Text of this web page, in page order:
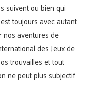
suivent ou bien qui
toujours avec autant
nos aventures de
des Jeux de
trouvailles et tout
ne peut plus subjectif